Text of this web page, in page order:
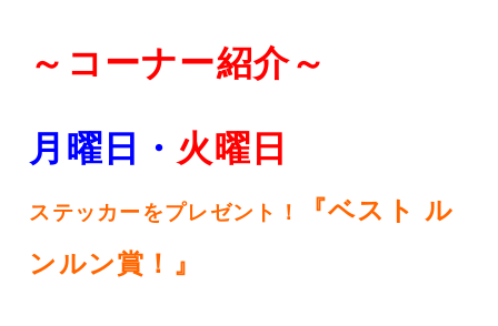
～コーナー紹介～
月曜日・ 火曜日
ステッカーをプレゼント！
『ベスト ル
ンルン賞！』